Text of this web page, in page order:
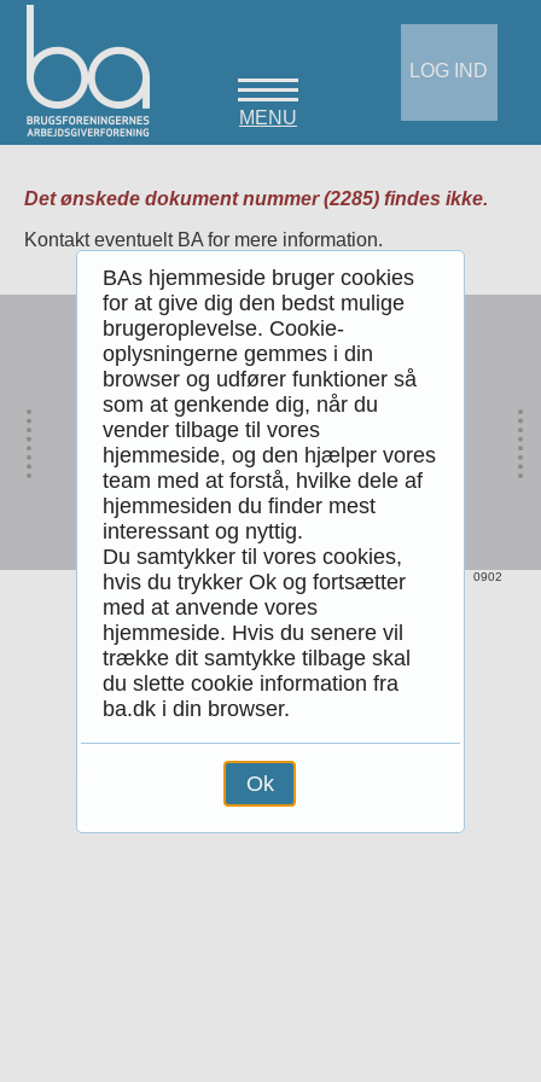
MENU
LOG IND
Det ønskede dokument nummer (2285) findes ikke.
Kontakt eventuelt BA for mere information.
Brugsforeningernes Arbejdsgiverforening
Stampesgade 6, st.tv.
1702 København V.
Telefon
3324 8135
Email
ba@ba.dk
Telefontid
Man-fre 8:30-16:00
0902
BAs hjemmeside bruger cookies
for at give dig den bedst mulige
brugeroplevelse. Cookie-
oplysningerne gemmes i din
browser og udfører funktioner så
som at genkende dig, når du
vender tilbage til vores
hjemmeside, og den hjælper vores
team med at forstå, hvilke dele af
hjemmesiden du finder mest
interessant og nyttig.
Du samtykker til vores cookies,
hvis du trykker Ok og fortsætter
med at anvende vores
hjemmeside. Hvis du senere vil
trække dit samtykke tilbage skal
du slette cookie information fra
ba.dk i din browser.
Ok